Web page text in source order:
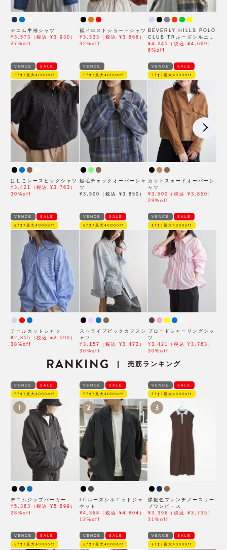
デニム半袖シャツ
¥3,573（税込 ¥3,930）
27%off
裾ドロストショートシャツ
¥3,333（税込 ¥3,666）
32%off
BEVERLY HILLS POLO
CLUB TRルーズシルエッ
トシャツ
¥4,245（税込 ¥4,669）
6%off
VENCE SALE
ﾓｱｵﾌ最大4000off
はしごレースビッグシャツ
¥3,421（税込 ¥3,763）
30%off
VENCE
ﾓｱｵﾌ最大4000off
起毛チェックオーバーシャ
ツ
¥3,500（税込 ¥3,850）
VENCE SALE
ﾓｱｵﾌ最大4000off
カットスェードオーバーシ
ャツ
¥3,500（税込 ¥3,850）
29%off
VENCE SALE
ﾓｱｵﾌ最大4000off
テールカットシャツ
¥2,355（税込 ¥2,590）
38%off
VENCE SALE
ﾓｱｵﾌ最大4000off
ストライプビックカフスシ
ャツ
¥3,157（税込 ¥3,472）
36%off
VENCE SALE
ﾓｱｵﾌ最大4000off
ブロードシャーリングシャ
ツ
¥3,421（税込 ¥3,763）
30%off
RANKING | 売筋ランキング
VENCE SALE
ﾓｱｵﾌ最大4000off
1
デニムジップパーカー
¥5,363（税込 ¥5,899）
28%off
VENCE SALE
ﾓｱｵﾌ最大4000off
2
LCルーズシルエットジャ
ケット
¥4,368（税込 ¥4,804）
12%off
VENCE SALE
ﾓｱｵﾌ最大4000off
3
襟配色フレンチノースリー
ブワンピース
¥3,396（税込 ¥3,735）
31%off
VENCE SALE
ﾓｱｵﾌ最大4000off
VENCE SALE
ﾓｱｵﾌ最大4000off
VENCE SALE
ﾓｱｵﾌ最大4000off